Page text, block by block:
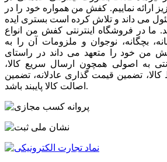
ارائه نماییم. کفش من همواره خود را در
می داند و تلاش کرده است بستری ایده
ما در فروشگاه اینترنتی کفش من انواع
بچگانه، نوجوان و ملزومات آن را به
من خود را متعهد می داند در راستای
به اصولی همچون ارسال سریع کالا،
تضمین قیمت گذاری عادلانه، تضمین
اصالت کالا پایبند باشد.